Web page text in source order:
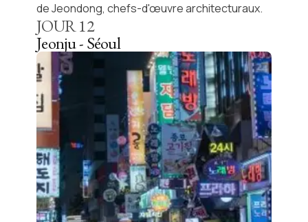
deJeondong, chefs-d'œuvre architecturaux.
JOUR12
Jeonju - Séoul